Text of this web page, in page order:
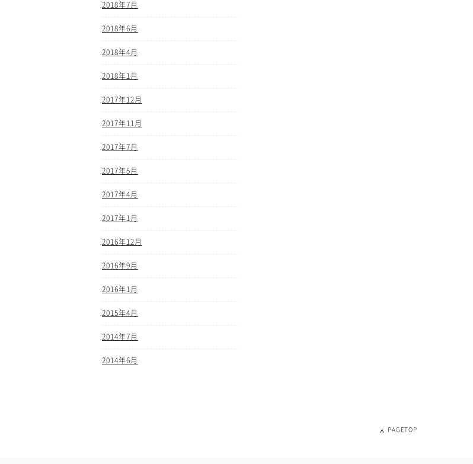
2018年7月
2018年6月
2018年4月
2018年1月
2017年12月
2017年11月
2017年7月
2017年5月
2017年4月
2017年1月
2016年12月
2016年9月
2016年1月
2015年4月
2014年7月
2014年6月
PAGETOP